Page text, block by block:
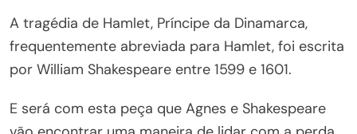
A tragédia de Hamlet, Príncipe da Dinamarca,
frequentemente abreviada para Hamlet, foi escrita
por William Shakespeare entre 1599 e 1601.
E será com esta peça que Agnes e Shakespeare